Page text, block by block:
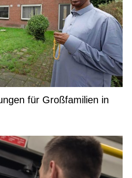
für Großfamilien in